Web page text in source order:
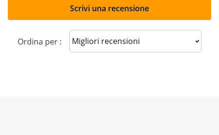
Scrivi una recensione
Ordina per : Sort reviews